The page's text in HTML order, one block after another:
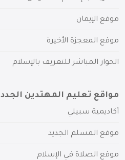
موقع الإيمان
موقع المعجزة الأخيرة
الحوار المباشر للتعريف بالإسلام
مواقع تعليم المهتدين الجدد
أكاديمية سبيلي
موقع المسلم الجديد
موقع الصلاة في الإسلام